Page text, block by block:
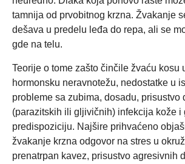
tamnija od prvobitnog krzna. Žvakanje
dešava u predelu leđa do repa, ali se
gde na telu.
Teorije o tome zašto činčile žvaću kosu
hormonsku neravnotežu, nedostatke u
probleme sa zubima, dosadu, prisustvo
(parazitskih ili gljivičnih) infekcija kože i
predispoziciju. Najšire prihvaćeno
žvakanje krzna odgovor na stres u
prenatrpan kavez, prisustvo agresivnih